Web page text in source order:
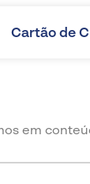
Cartão de
em